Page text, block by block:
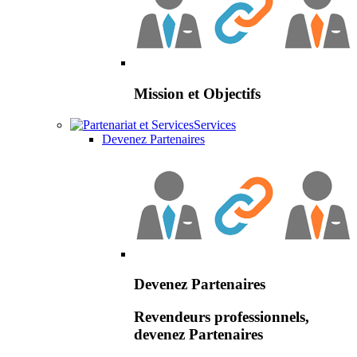
Mission et Objectifs
Services
Devenez Partenaires
Devenez Partenaires
Revendeurs professionnels,
devenez Partenaires